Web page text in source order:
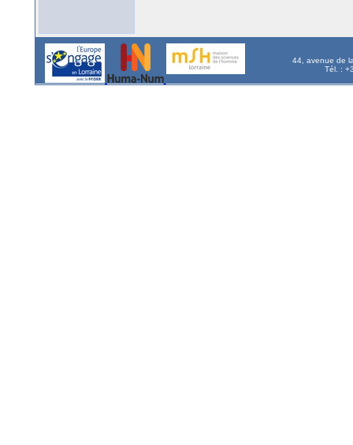
44, avenue de
Tél. :